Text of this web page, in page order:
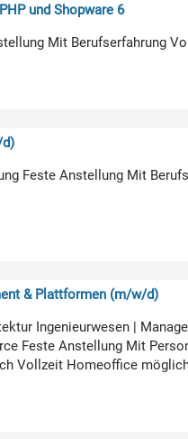
und Shopware 6
Mit Berufserfahrung
Feste Anstellung Mit
& Plattformen (m/w/d)
Ingenieurwesen |
Feste Anstellung Mit
Vollzeit Homeoffice